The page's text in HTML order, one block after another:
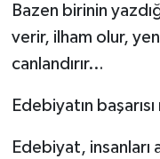
Bazen birinin
verir, ilham olur,
canlandırır…
Edebiyatın
Edebiyat, insanları